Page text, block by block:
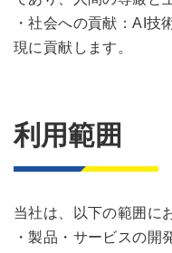
・社会への貢献：AI技
現に貢献します。
利用範囲
当社は、以下の範囲に
・製品・サービスの開